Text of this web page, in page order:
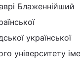
Блаженнійший
української
університету